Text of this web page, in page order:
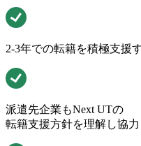
2-3年での転籍を積極支援
派遣先企業もNext UTの
転籍支援方針を理解し協力